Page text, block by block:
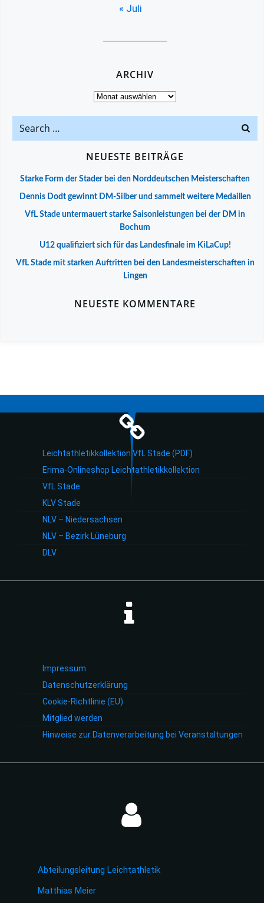
« Juli
ARCHIV
Archiv
Search
for:
NEUESTE BEITRÄGE
Starke Form der Stader bei den Norddeutschen Meisterschaften
Dennis Dodt gewinnt DM-Silber und sammelt weitere Medaillen
VfL Stade untermauert starke Saisonleistungen bei der DM in
Bochum
U12 qualifiziert sich für das Landesfinale im KiLaCup!
VfL Stade mit starken Auftritten bei den Landesmeisterschaften in
Lingen
NEUESTE KOMMENTARE
Leichtathletikkollektion VfL Stade (PDF)
Erima-Onlineshop Leichtathletikkollektion
VfL Stade
KLV Stade
NLV – Niedersachsen
NLV – Bezirk Lüneburg
DLV
Impressum
Datenschutzerklärung
Cookie-Richtlinie (EU)
Mitglied werden
Hinweise zur Datenverarbeitung bei Veranstaltungen
Abteilungsleitung Leichtathletik
Matthias Meier